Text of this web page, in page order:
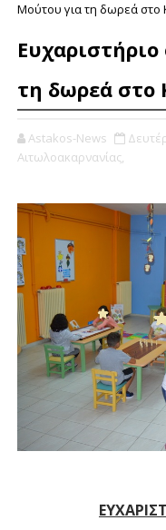
Μούτου για τη δωρεά
τη δωρεά στο
Astakos-News
Αιτωλοακαρνανίας,